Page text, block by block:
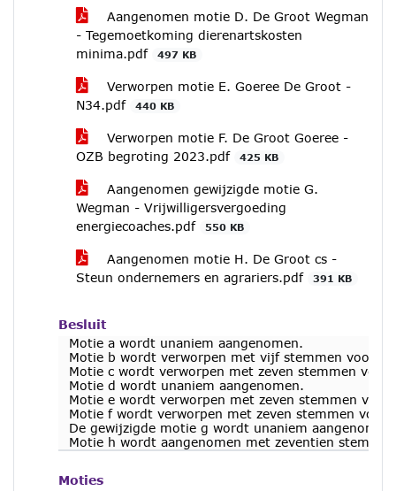
Aangenomen motie D. De Groot Wegman
- Tegemoetkoming dierenartskosten
minima.pdf
497 KB
Verworpen motie E. Goeree De Groot -
N34.pdf
440 KB
Verworpen motie F. De Groot Goeree -
OZB begroting 2023.pdf
425 KB
Aangenomen gewijzigde motie G.
Wegman - Vrijwilligersvergoeding
energiecoaches.pdf
550 KB
Aangenomen motie H. De Groot cs -
Steun ondernemers en agrariers.pdf
391 KB
Besluit
Motie a wordt unaniem aangenomen.
Motie b wordt verworpen met vijf stemmen voor
Motie c wordt verworpen met zeven stemmen
Motie d wordt unaniem aangenomen.
Motie e wordt verworpen met zeven stemmen
Motie f wordt verworpen met zeven stemmen voor
De gewijzigde motie g wordt unaniem aangenomen.
Motie h wordt aangenomen met zeventien
Moties